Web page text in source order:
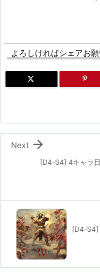
よろしければシェアお
[D4-S4] 4キャラ

Next
[D4-S4]